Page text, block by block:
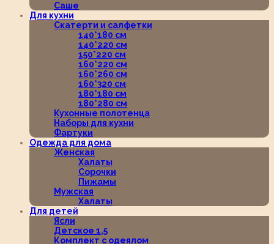
Саше
Для кухни
Скатерти и салфетки
140*180 см
140*220 см
150*220 см
160*220 см
160*260 см
160*320 см
180*180 см
180*280 см
Кухонные полотенца
Наборы для кухни
Фартуки
Одежда для дома
Женская
Халаты
Сорочки
Пижамы
Мужская
Халаты
Для детей
Ясли
Детское 1,5
Комплект с одеялом